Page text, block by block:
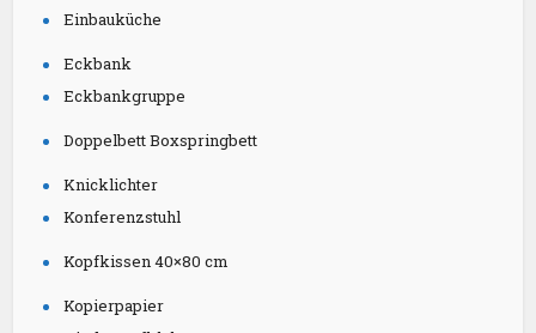
Einbauküche
Eckbank
Eckbankgruppe
Doppelbett Boxspringbett
Knicklichter
Konferenzstuhl
Kopfkissen 40×80 cm
Kopierpapier